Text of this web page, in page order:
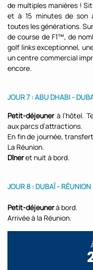
de multiples manières !
et à 15 minutes de son
toutes les générations.
de course de F1™, de
golf links exceptionnel,
un centre commercial
encore.
JOUR 7 : ABU DHABI -
Petit-déjeunerà l’hôtel.
aux parcs d’attractions.
En fin de journée,
La Réunion.
Dîneret nuit à bord.
JOUR 8 : DUBAÏ - RÉUNION
Petit-déjeunerà bord.
Arrivée à la Réunion.